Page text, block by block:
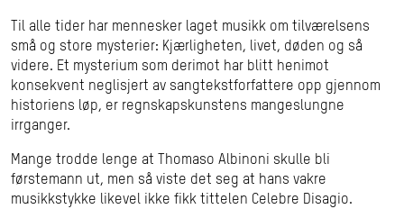
Til alle tider har mennesker laget musikk om tilværelsens
små og store mysterier: Kjærligheten, livet, døden og så
videre. Et mysterium som derimot har blitt henimot
konsekvent neglisjert av sangtekstforfattere opp gjennom
historiens løp, er regnskapskunstens mangeslungne
irrganger.
Mange trodde lenge at Thomaso Albinoni skulle bli
førstemann ut, men så viste det seg at hans vakre
musikkstykke likevel ikke fikk tittelen Celebre Disagio.